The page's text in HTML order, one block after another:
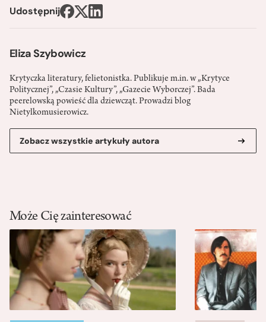
Eliza Szybowicz
Krytyczka literatury, felietonistka. Publikuje m.in. w „Krytyce
Politycznej”, „Czasie Kultury”, „Gazecie Wyborczej”. Bada
peerelowską powieść dla dziewcząt. Prowadzi blog
Nietylkomusierowicz.
Zobacz wszystkie artykuły autora
Udostępnij
Może Cię zainteresować